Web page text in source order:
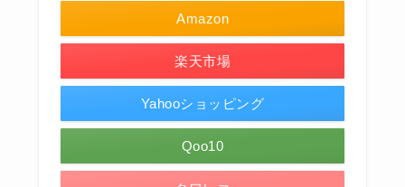
Amazon
楽天市場
Yahooショッピング
Qoo10